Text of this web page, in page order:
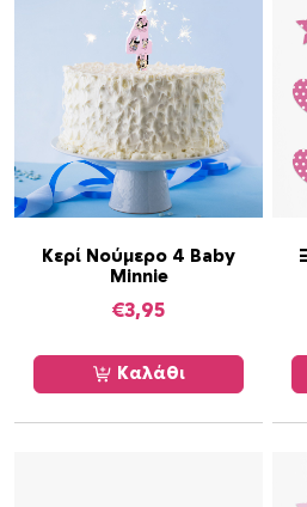
Κερί Νούμερο 4 Baby
Minnie
€3,95
Καλάθι